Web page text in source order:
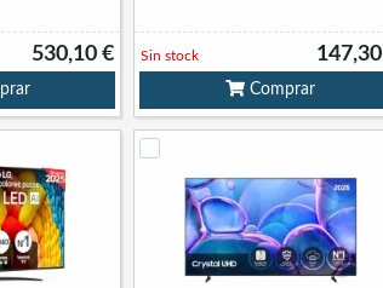
530,10 € Sin stock
Comprar